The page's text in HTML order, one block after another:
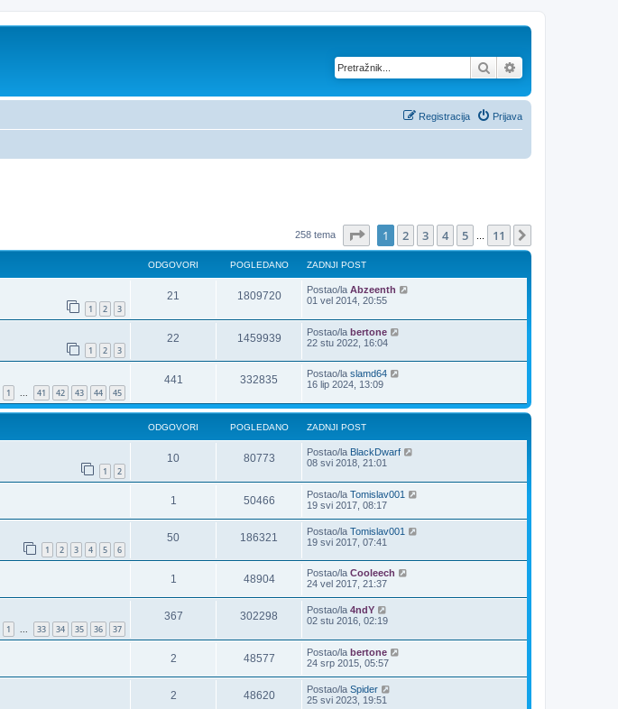
Pretražnik
Prijava
Registracija
258 tema Stranica: 1/ .
1 2 3 4 5 11
ODGOVORI POGLEDANO ZADNJI POST
1 2 3
21 1809720 Postao/la Abzeenth
01 vel 2014, 20:55
1 2 3
22 1459939 Postao/la bertone
22 stu 2022, 16:04
1 ... 41 42 43 44 45
441 332835 Postao/la slamd64
16 lip 2024, 13:09
ODGOVORI POGLEDANO ZADNJI POST
1 2
10 80773 Postao/la BlackDwarf
08 svi 2018, 21:01
1 50466 Postao/la Tomislav001
19 svi 2017, 08:17
1 2 3 4 5 6
50 186321 Postao/la Tomislav001
19 svi 2017, 07:41
1 48904 Postao/la Cooleech
24 vel 2017, 21:37
1 ... 33 34 35 36 37
367 302298 Postao/la 4ndY
02 stu 2016, 02:19
2 48577 Postao/la bertone
24 srp 2015, 05:57
2 48620 Postao/la Spider
25 svi 2023, 19:51